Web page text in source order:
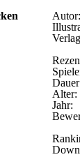
Autor:
Alter:
Jahr: